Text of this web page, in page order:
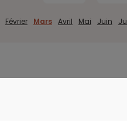
Février Mars Avril Mai Juin